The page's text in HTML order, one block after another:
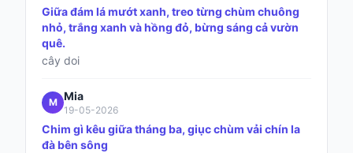
Giữa đám lá mướt xanh, treo từng chùm chuông
nhỏ, trắng xanh và hồng đỏ, bừng sáng cả vườn
quê.
cây doi
M Mia
19-05-2026
Chim gì kêu giữa tháng ba, giục chùm vải chín la
đà bên sông